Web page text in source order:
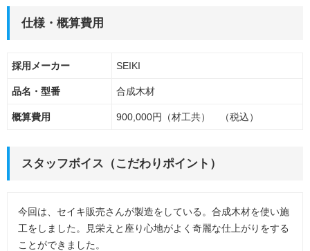
仕様・概算費用
採用メーカー SEIKI
品名・型番 合成木材
概算費用 900,000円（材工共） （税込）
スタッフボイス（こだわりポイント）
今回は、セイキ販売さんが製造をしている。合成木材を使い施
工をしました。見栄えと座り心地がよく奇麗な仕上がりをする
ことができました。